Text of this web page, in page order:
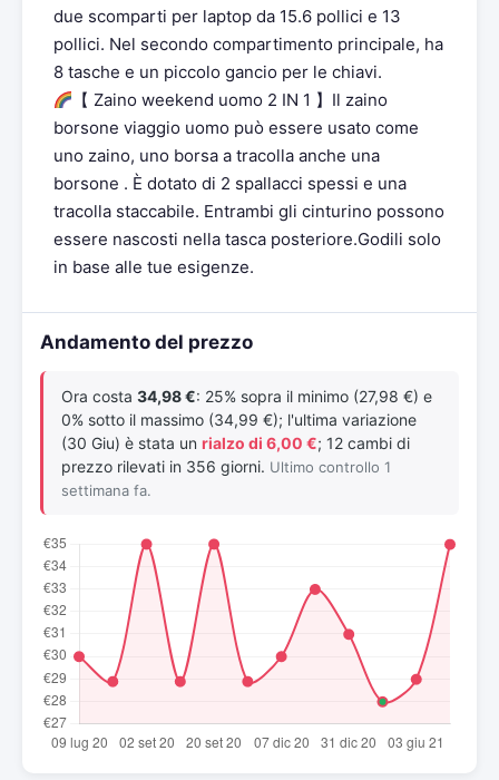
due scomparti per laptop da 15.6 pollici e 13
pollici. Nel secondo compartimento principale, ha
8 tasche e un piccolo gancio per le chiavi.
【 Zaino weekend uomo 2 IN 1 】Il zaino
borsone viaggio uomo può essere usato come
uno zaino, uno borsa a tracolla anche una
borsone . È dotato di 2 spallacci spessi e una
tracolla staccabile. Entrambi gli cinturino possono
essere nascosti nella tasca posteriore.Godili solo
in base alle tue esigenze.
Andamento del prezzo
Ora costa 34,98 €: 25% sopra il minimo (27,98 €) e
0% sotto il massimo (34,99 €); l'ultima variazione
(30 Giu) è stata un rialzo di 6,00 €; 12 cambi di
prezzo rilevati in 356 giorni. Ultimo controllo 1
settimana fa.